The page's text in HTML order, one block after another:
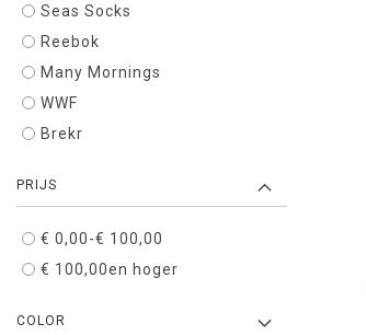
Seas Socks
Reebok
Many Mornings
WWF
Brekr
PRIJS
€ 0,00-€ 100,00
€ 100,00en hoger
COLOR